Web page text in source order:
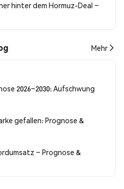
hinter dem Hormuz-Deal –
Mehr
2026–2030: Aufschwung
gefallen: Prognose &
– Prognose &